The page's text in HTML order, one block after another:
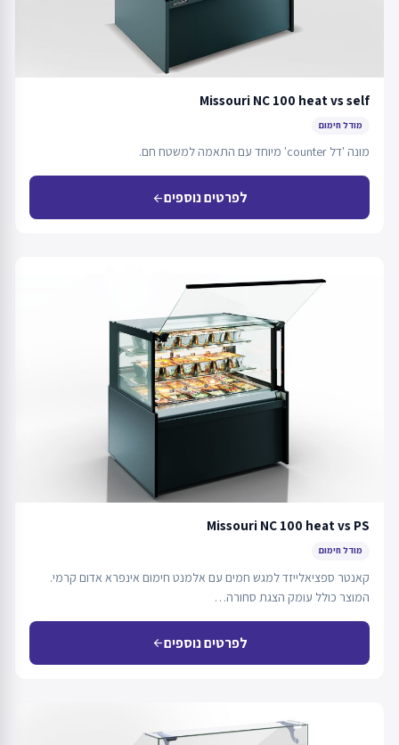
Missouri NC 100 heat vs self
מודל חימום
מונה 'דל counter' מיוחד עם התאמה למשטח חם.
לפרטים נוספיםarrow_back
Missouri NC 100 heat vs PS
מודל חימום
קאנטר ספציאלייזד למגש חמים עם אלמנט חימום אינפרא אדום קרמי.
המוצר כולל עומק הצגת סחורה…
לפרטים נוספיםarrow_back